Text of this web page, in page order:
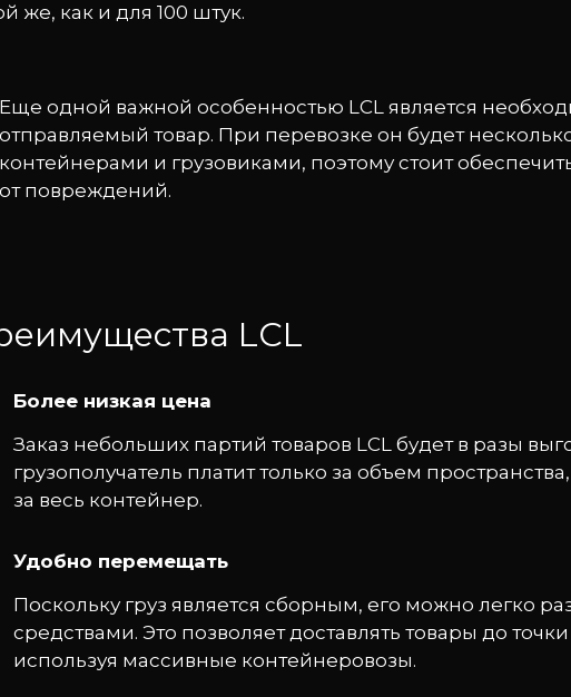
же, как и для 100 штук.
Еще одной важной особенностью LCL является
отправляемый товар. При перевозке он будет
контейнерами и грузовиками, поэтому стоит
от повреждений.
LCL
Более низкая цена
Заказ небольших партий товаров LCL будет в разы
грузополучатель платит только за объем
за весь контейнер.
Удобно перемещать
Поскольку груз является сборным, его можно легко
средствами. Это позволяет доставлять товары до
используя массивные контейнеровозы.